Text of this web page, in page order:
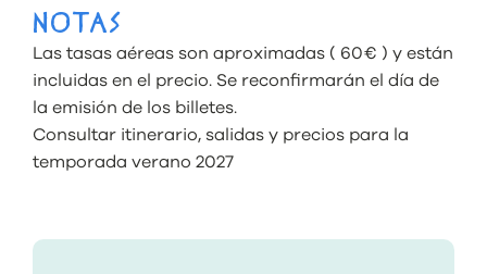
NOTAS
Las tasas aéreas son aproximadas ( 60€ ) y están
incluidas en el precio. Se reconfirmarán el día de
la emisión de los billetes.
Consultar itinerario, salidas y precios para la
temporada verano 2027